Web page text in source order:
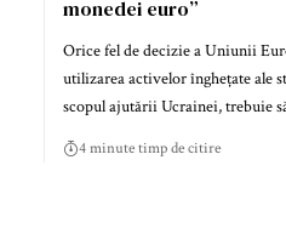
monedei euro”
Orice fel de decizie a Uniunii
utilizarea activelor înghețate ale
scopul ajutării Ucrainei, trebuie
4 minute timp de citire